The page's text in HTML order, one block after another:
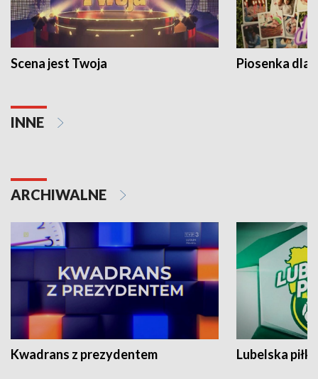
Scena jest Twoja Piosenka dla
INNE
ARCHIWALNE
Kwadrans z prezydentem Lubelska piłka